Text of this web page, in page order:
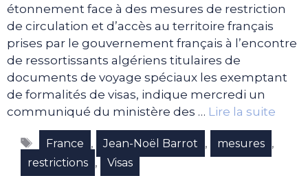
étonnement face à des mesures de restriction
de circulation et d’accès au territoire français
prises par le gouvernement français à l’encontre
de ressortissants algériens titulaires de
documents de voyage spéciaux les exemptant
de formalités de visas, indique mercredi un
communiqué du ministère des … Lire la suite
Étiquettes
France , Jean-Noël Barrot , mesures ,
restrictions , Visas